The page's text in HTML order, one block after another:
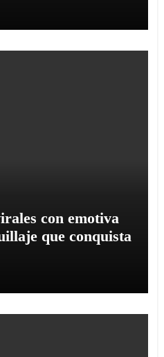
con emotiva
que conquista